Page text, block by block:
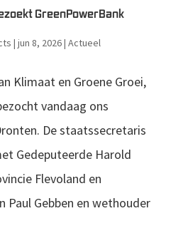
GreenPowerBank
| jun 8, 2026| Actueel
Klimaat en Groene Groei,
vandaag ons
De staatssecretaris
Gedeputeerde Harold
Flevoland en
Paul Gebben en wethouder